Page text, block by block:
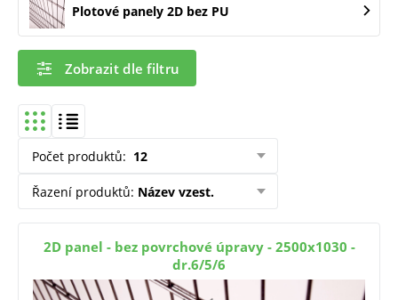
Plotové panely 2D bez PU
Zobrazit dle filtru
Počet produktů: 12
Řazení produktů: Název vzest.
2D panel - bez povrchové úpravy - 2500x1030 -
dr.6/5/6